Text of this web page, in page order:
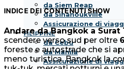
da Siem Reap
da Sihanoukville
Assicurazione di
FILIPPINE
da Cebu
da Manila
Assicurazione di
INDICE DEI CONTENUTISHOW
Andare da Bangkok a Surat
scendere verso sud per oltre
foreste e autostrade che si
meno turistica. Bangkok la